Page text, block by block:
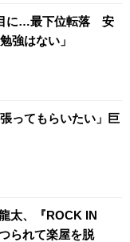
に…最下位転落 安
強はない」
ってもらいたい」巨
太、『ROCK IN
られて楽屋を脱